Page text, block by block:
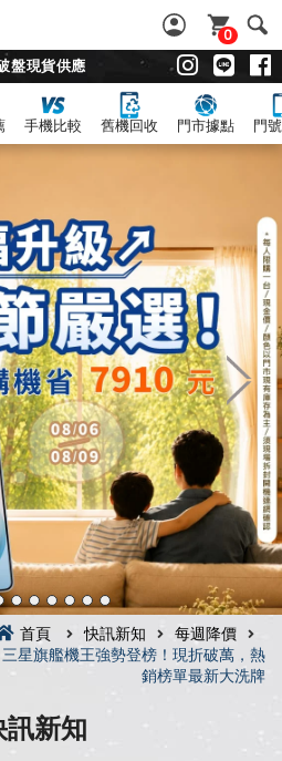
0
盤現貨供應
手機比較 舊機回收 門市據點 門
首頁 快訊新知
每週降價
星旗艦機王強勢登榜！現折破萬，熱
銷榜單最新大洗牌
訊新知